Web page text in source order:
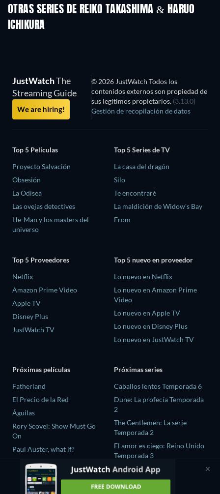
OTRAS SERIES DE REIKO TAKASHIMA & HARUO
ICHIKURA
JustWatchThe
Streaming Guide
We are hiring!
© 2026 JustWatch Todos los
contenidos externos son propiedad de
sus legítimos propietarios. (3.13.0)
Gestión de recopilación de datos
Top 5 Películas
Proyecto Salvación
Obsesión
La Odisea
Las ovejas detectives
He-Man y los masters del
universo
Top 5 Series de TV
La casa del dragón
Silo
Te encontraré
La maldición de Widow's Bay
From
Top 5 Proveedores
Netflix
Amazon Prime Video
Apple TV
Disney Plus
JustWatch TV
Top 5 nuevo en proveedor
Lo nuevo en Netflix
Lo nuevo en Amazon Prime
Video
Lo nuevo en Apple TV
Lo nuevo en Disney Plus
Lo nuevo en JustWatch TV
Próximas películas
Fatherland
El Precio de la Red
Águilas
Rory Scovel: Show Must Go
On
Paul Auster, what if?
Próximas series
Caballos lentos Temporada 6
Dune: La profecía Temporada
2
The Gentlemen: La serie
Temporada 2
El amor es ciego: Reino Unido
Temporada 3
The Chosen In The Wild with
Bear Grylls Temporada 1